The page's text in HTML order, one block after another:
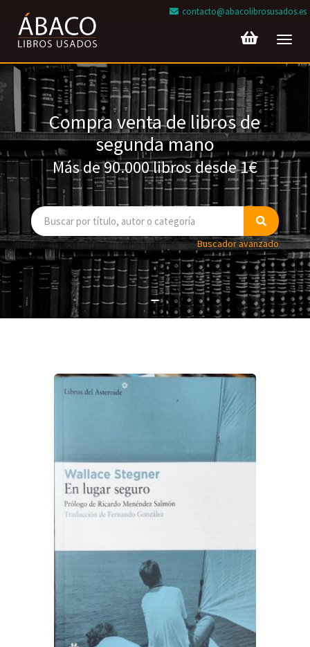
contacto@abacolibrosusados.es
Compra venta de libros de
segunda mano
Más de 90.000 libros desde 1€
Buscador avanzado